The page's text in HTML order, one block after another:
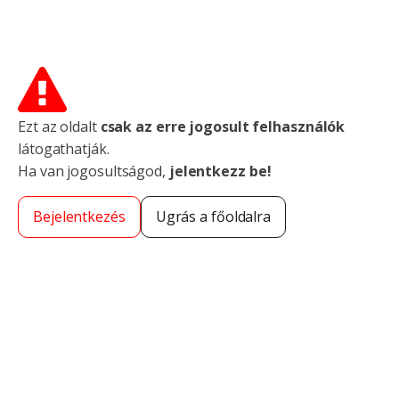
Ezt az oldalt csak az erre jogosult felhasználók
látogathatják.
Ha van jogosultságod, jelentkezz be!
Bejelentkezés Ugrás a főoldalra